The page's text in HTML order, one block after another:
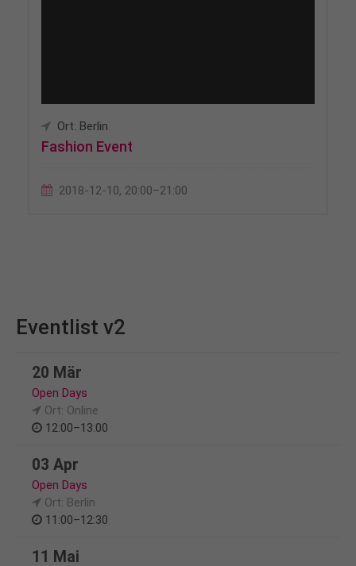
Ort: Berlin
Fashion Event
2018-12-10, 20:00–21:00
Eventlist v2
20 Mär
Open Days
Ort: Online
12:00–13:00
03 Apr
Open Days
Ort: Berlin
11:00–12:30
11 Mai